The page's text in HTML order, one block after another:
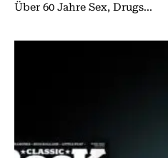
Über 60 Jahre Sex, Drugs...